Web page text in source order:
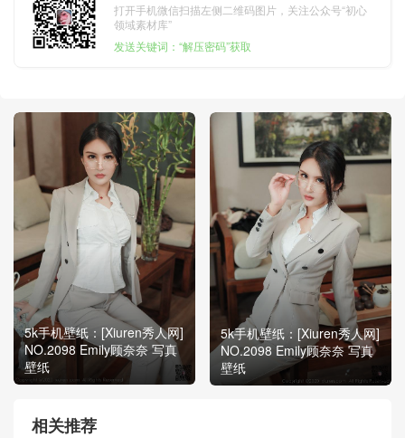
打开手机微信扫描左侧二维码图片，关注公众号“初心
领域素材库”
发送关键词：“解压密码”获取
5k手机壁纸：[Xiuren秀人网]
NO.2098 Emily顾奈奈 写真
壁纸
5k手机壁纸：[Xiuren秀人网]
NO.2098 Emily顾奈奈 写真
壁纸
相关推荐